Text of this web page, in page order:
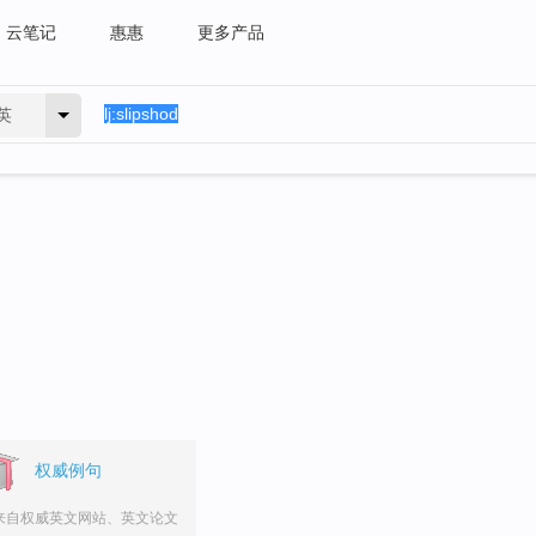
云笔记 惠惠 更多产品
权威例句
自权威英文网站、英文论文